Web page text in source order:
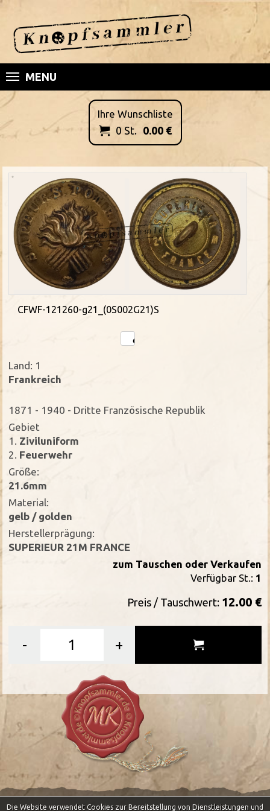
MENU
Ihre Wunschliste
 0 St. 0.00€
CFWF-121260-g21_(0S002G21)S
Land: 1
Frankreich
1871 - 1940 - Dritte Französische Republik
Gebiet
1. Ziviluniform
2. Feuerwehr
Größe:
21.6mm
Material:
gelb / golden
Herstellerprägung:
SUPERIEUR 21M FRANCE
zum Tauschen oder Verkaufen
Verfügbar St.: 1
Preis / Tauschwert: 12.00 €
- +
Die Website verwendet Cookies zur Bereitstellung von Dienstleistungen und